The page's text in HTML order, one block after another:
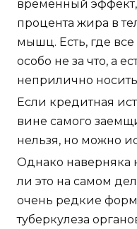
временный эффект,
процента жира в
мышц. Есть, где все
особо не за что, а
неприлично
Если кредитная
вине самого
нельзя, но можно
Однако наверняка
ли это на самом
очень редкие
туберкулеза